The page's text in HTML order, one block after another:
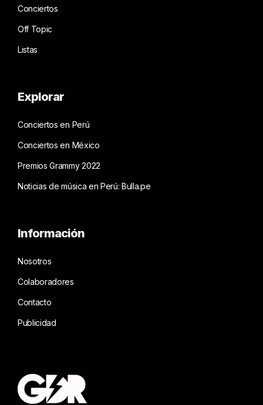
Conciertos
Off Topic
Listas
Explorar
Conciertos en Perú
Conciertos en México
Premios Grammy 2022
Noticias de música en Perú: Bulla.pe
Información
Nosotros
Colaboradores
Contacto
Publicidad